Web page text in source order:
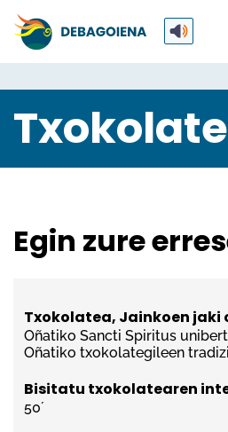
Egin zure
Txokolatea, Jainkoen jaki
Oñatiko Sancti Spiritus
Oñatiko txokolategileen
Bisitatu txokolatearen
50´